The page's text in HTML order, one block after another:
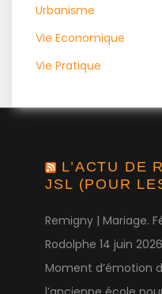
Urbanisme
Vie Economique
Vie Pratique
L’ACTU DE
JSL (POUR
Remigny | Mariage.
Rodolphe 14 juin 2026
Moment d’émotion